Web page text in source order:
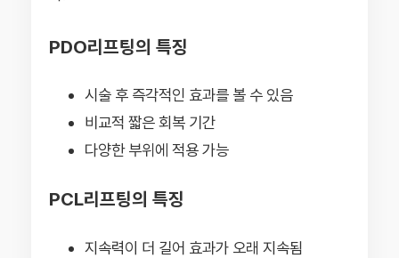
PDO리프팅의 특징
시술 후 즉각적인 효과를 볼 수 있음
비교적 짧은 회복 기간
다양한 부위에 적용 가능
PCL리프팅의 특징
지속력이 더 길어 효과가 오래 지속됨